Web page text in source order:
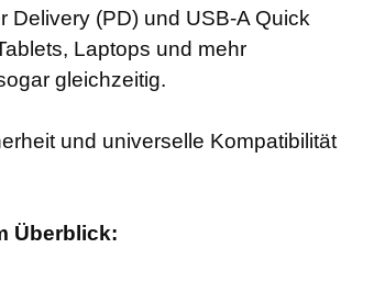
Delivery (PD) und USB-A Quick
Laptops und mehr
gleichzeitig.
und universelle Kompatibilität
Überblick: